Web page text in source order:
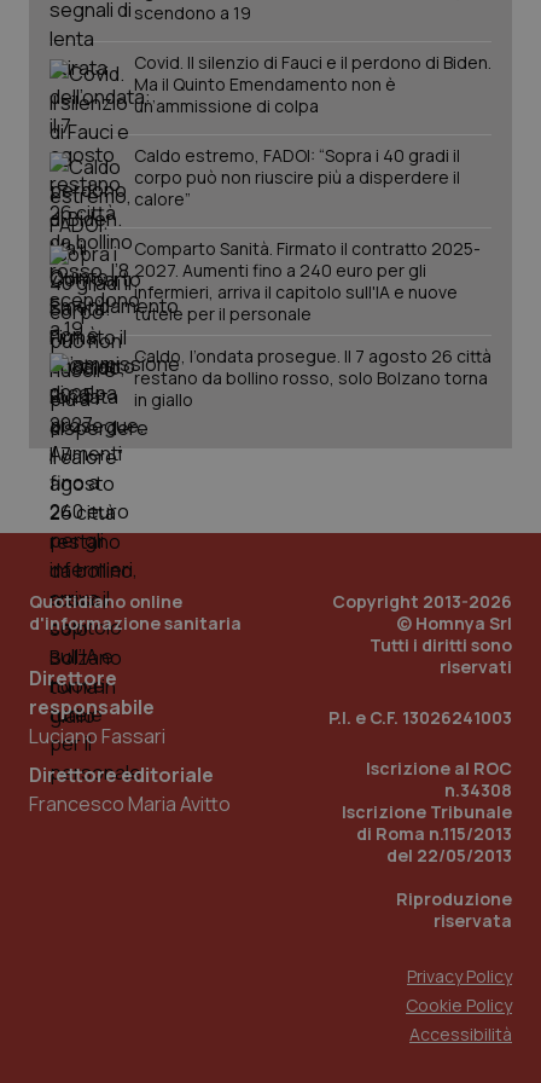
Salute orale & impianti
Sangue & coagulazione
Tiroide
Tumore al seno
Tumore ovarico
Tumori del Polmone & Testa Collo
Tumori gastrointestinali
Ulcera & Reflusso
Vaccini
scendono a 19
Covid. Il silenzio di Fauci e il perdono di Biden.
Ma il Quinto Emendamento non è
un’ammissione di colpa
Caldo estremo, FADOI: “Sopra i 40 gradi il
corpo può non riuscire più a disperdere il
calore”
Comparto Sanità. Firmato il contratto 2025-
2027. Aumenti fino a 240 euro per gli
infermieri, arriva il capitolo sull'IA e nuove
tutele per il personale
Caldo, l’ondata prosegue. Il 7 agosto 26 città
restano da bollino rosso, solo Bolzano torna
in giallo
Quotidiano online
d'informazione sanitaria
Direttore
responsabile
Luciano Fassari
Direttore editoriale
Francesco Maria Avitto
Copyright 2013-2026
© Homnya Srl
Tutti i diritti sono
riservati
P.I. e C.F. 13026241003
Iscrizione al ROC
n.34308
Iscrizione Tribunale
di Roma n.115/2013
del 22/05/2013
Riproduzione
riservata
Privacy Policy
Cookie Policy
Accessibilità
CookieScriptConsent
tracking-sites-ironfish-
tracking-enable
tracking-sites-ironfish-
session-id
www.quotidianosanita.it
_ga
.quotidianosanita.it
1
mese